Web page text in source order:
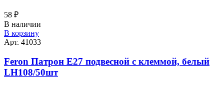
58 ₽
В наличии
В корзину
Арт. 41033
Feron Патрон Е27 подвесной с клеммой, белый
LH108/50шт